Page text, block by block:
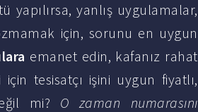
yapılırsa, yanlış uygulamalar,
için, sorunu en uygun
emanet edin, kafanız rahat
tesisatçı işini uygun fiyatlı,
mi? O zaman numarasını